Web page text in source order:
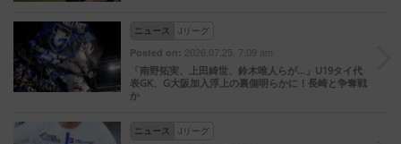
ニュース Jリーグ
Posted on: 2026.07.25. 7:09 am
「南野拓実、上田綺世、鈴木唯人らが…」U19タイ代
表GK、G大阪加入浮上の裏側明らかに！長崎と争奪戦
か
ニュース Jリーグ